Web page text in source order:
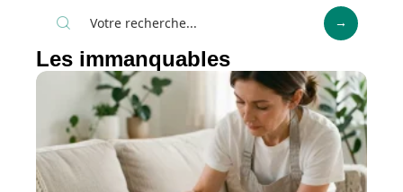
Les immanquables